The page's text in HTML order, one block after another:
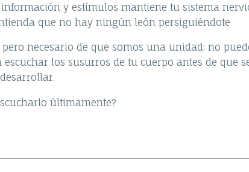
información y estímulos mantiene tu sistema
que no hay ningún león persiguiéndote
necesario de que somos una unidad: no
los susurros de tu cuerpo antes de que
últimamente?